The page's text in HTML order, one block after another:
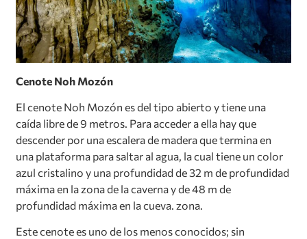
Cenote Noh Mozón
El cenote Noh Mozón es del tipo abierto y tiene una
caída libre de 9 metros. Para acceder a ella hay que
descender por una escalera de madera que termina en
una plataforma para saltar al agua, la cual tiene un color
azul cristalino y una profundidad de 32 m de profundidad
máxima en la zona de la caverna y de 48 m de
profundidad máxima en la cueva. zona.
Este cenote es uno de los menos conocidos; sin